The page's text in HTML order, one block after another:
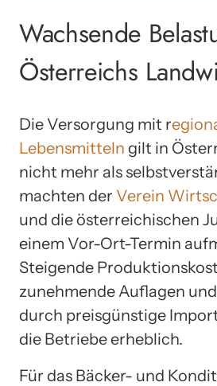
Wachsende
Österreichs
Die Versorgung mit r
Lebensmitteln gilt in
nicht mehr als
machten der Verein
und die österreichischen
einem Vor-Ort-Termin
Steigende
zunehmende Auflagen
durch preisgünstige
die Betriebe erheblich.
Für das Bäcker- und